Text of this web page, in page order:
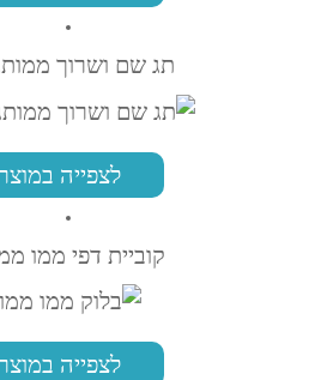
תג שם ושרוך
לצפייה
קוביית דפי ממו
לצפייה